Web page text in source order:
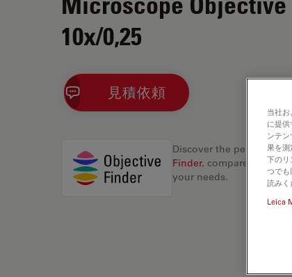
10x/0,25
見積依頼
Discover the perfect
Finder, compare
your needs.
当社
に提
ンテ
果を測
下のリ
つでも
読みく
Leica